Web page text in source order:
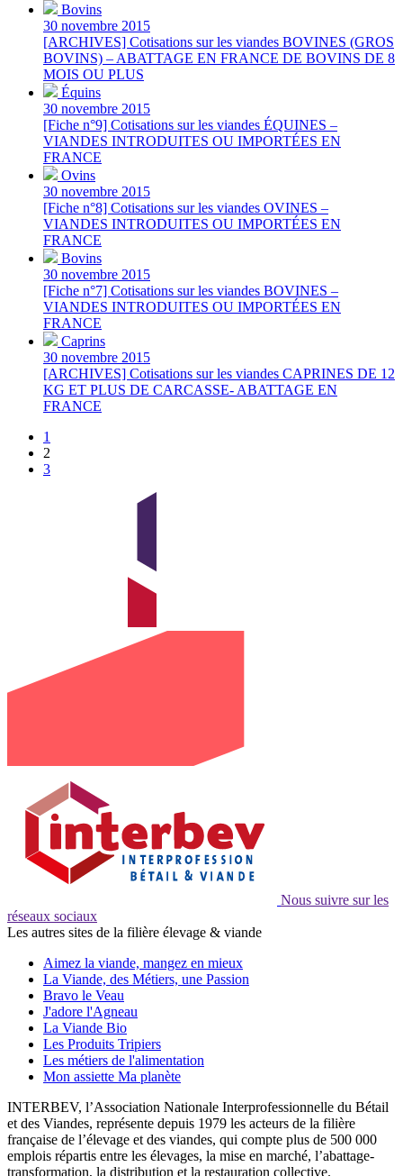
Bovins
30 novembre 2015
[ARCHIVES] Cotisations sur les viandes BOVINES (GROS
BOVINS) – ABATTAGE EN FRANCE DE BOVINS DE 8
MOIS OU PLUS
Équins
30 novembre 2015
[Fiche n°9] Cotisations sur les viandes ÉQUINES –
VIANDES INTRODUITES OU IMPORTÉES EN
FRANCE
Ovins
30 novembre 2015
[Fiche n°8] Cotisations sur les viandes OVINES –
VIANDES INTRODUITES OU IMPORTÉES EN
FRANCE
Bovins
30 novembre 2015
[Fiche n°7] Cotisations sur les viandes BOVINES –
VIANDES INTRODUITES OU IMPORTÉES EN
FRANCE
Caprins
30 novembre 2015
[ARCHIVES] Cotisations sur les viandes CAPRINES DE 12
KG ET PLUS DE CARCASSE- ABATTAGE EN
FRANCE
1
2
3
Nous suivre sur les
réseaux sociaux
Les autres sites de la filière élevage & viande
Aimez la viande, mangez en mieux
La Viande, des Métiers, une Passion
Bravo le Veau
J'adore l'Agneau
La Viande Bio
Les Produits Tripiers
Les métiers de l'alimentation
Mon assiette Ma planète
INTERBEV, l’Association Nationale Interprofessionnelle du Bétail
et des Viandes, représente depuis 1979 les acteurs de la filière
française de l’élevage et des viandes, qui compte plus de 500 000
emplois répartis entre les élevages, la mise en marché, l’abattage-
transformation, la distribution et la restauration collective.